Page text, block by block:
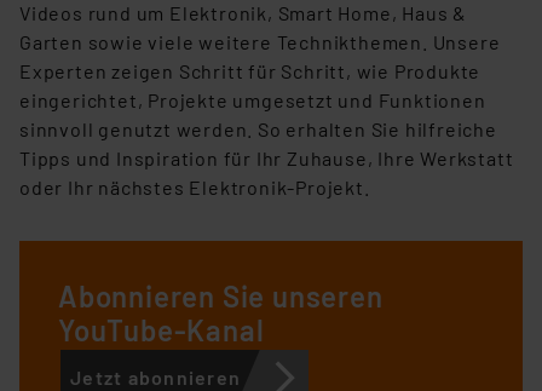
Videos rund um Elektronik, Smart Home, Haus &
Garten sowie viele weitere Technikthemen. Unsere
Experten zeigen Schritt für Schritt, wie Produkte
eingerichtet, Projekte umgesetzt und Funktionen
sinnvoll genutzt werden. So erhalten Sie hilfreiche
Tipps und Inspiration für Ihr Zuhause, Ihre Werkstatt
oder Ihr nächstes Elektronik-Projekt.
Abonnieren Sie unseren
YouTube-Kanal
Jetzt abonnieren